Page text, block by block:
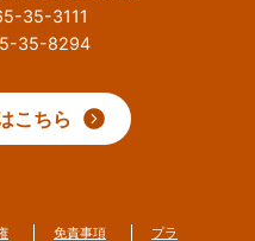
35-3111
35-8294
こちら
免責事項 プラ